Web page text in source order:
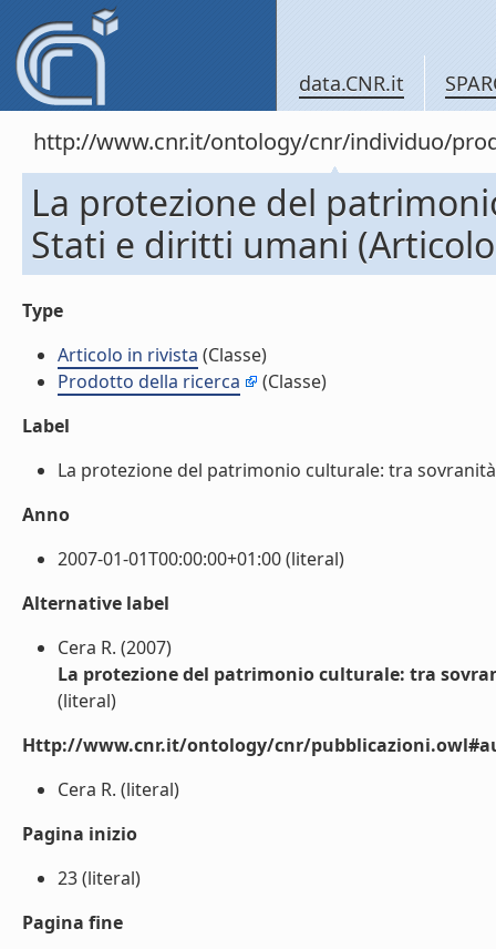
data.CNR.it
http://www.cnr.it/ontology/cnr/individuo/
La protezione del
Stati e diritti umani
Type
Articolo in rivista (Classe)
Prodotto della ricerca
(Classe)
Label
La protezione del patrimonio culturale: tra
Anno
2007-01-01T00:00:00+01:00 (literal)
Alternative label
Cera R. (2007)
La protezione del patrimonio culturale: tra
(literal)
Http://www.cnr.it/ontology/cnr/
Cera R. (literal)
Pagina inizio
23 (literal)
Pagina fine